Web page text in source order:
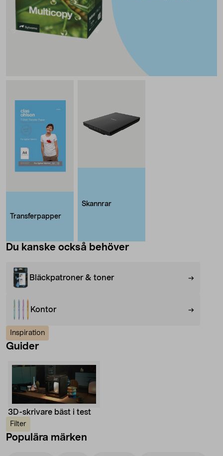
Transferpapper
Skannrar
Du kanske också behöver
Bläckpatroner & toner
Kontor
Inspiration
Guider
3D-skrivare bäst i test
Filter
Populära märken